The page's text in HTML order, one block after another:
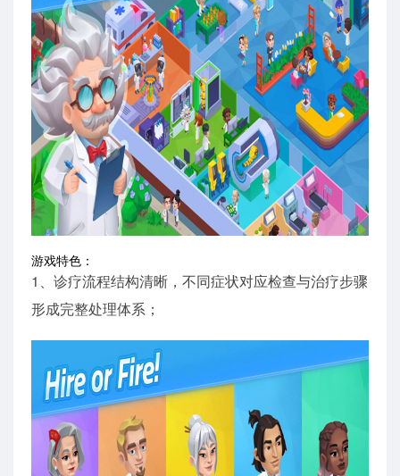
游戏特色：
1、诊疗流程结构清晰，不同症状对应检查与治疗步骤
形成完整处理体系；